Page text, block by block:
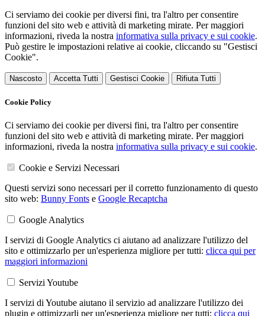
Ci serviamo dei cookie per diversi fini, tra l'altro per consentire
funzioni del sito web e attività di marketing mirate. Per maggiori
informazioni, riveda la nostra informativa sulla privacy e sui cookie.
Può gestire le impostazioni relative ai cookie, cliccando su "Gestisci
Cookie".
Nascosto Accetta Tutti Gestisci Cookie Rifiuta Tutti
Cookie Policy
Ci serviamo dei cookie per diversi fini, tra l'altro per consentire
funzioni del sito web e attività di marketing mirate. Per maggiori
informazioni, riveda la nostra informativa sulla privacy e sui cookie.
Cookie e Servizi Necessari
Questi servizi sono necessari per il corretto funzionamento di questo
sito web: Bunny Fonts e Google Recaptcha
Google Analytics
I servizi di Google Analytics ci aiutano ad analizzare l'utilizzo del
sito e ottimizzarlo per un'esperienza migliore per tutti: clicca qui per
maggiori informazioni
Servizi Youtube
I servizi di Youtube aiutano il servizio ad analizzare l'utilizzo dei
plugin e ottimizzarli per un'esperienza migliore per tutti: clicca qui